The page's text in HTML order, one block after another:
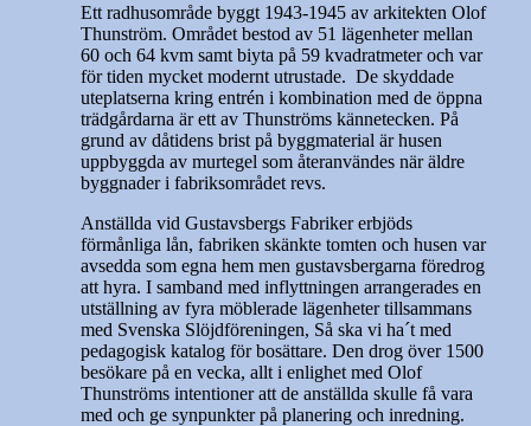
Ett radhusområde byggt 1943-1945 av arkitekten Olof
Thunström. Området bestod av 51 lägenheter mellan
60 och 64 kvm samt biyta på 59 kvadratmeter och var
för tiden mycket modernt utrustade. De skyddade
uteplatserna kring entrén i kombination med de öppna
trädgårdarna är ett av Thunströms kännetecken. På
grund av dåtidens brist på byggmaterial är husen
uppbyggda av murtegel som återanvändes när äldre
byggnader i fabriksområdet revs.
Anställda vid Gustavsbergs Fabriker erbjöds
förmånliga lån, fabriken skänkte tomten och husen var
avsedda som egna hem men gustavsbergarna föredrog
att hyra. I samband med inflyttningen arrangerades en
utställning av fyra möblerade lägenheter tillsammans
med Svenska Slöjdföreningen, Så ska vi ha´t med
pedagogisk katalog för bosättare. Den drog över 1500
besökare på en vecka, allt i enlighet med Olof
Thunströms intentioner att de anställda skulle få vara
med och ge synpunkter på planering och inredning.